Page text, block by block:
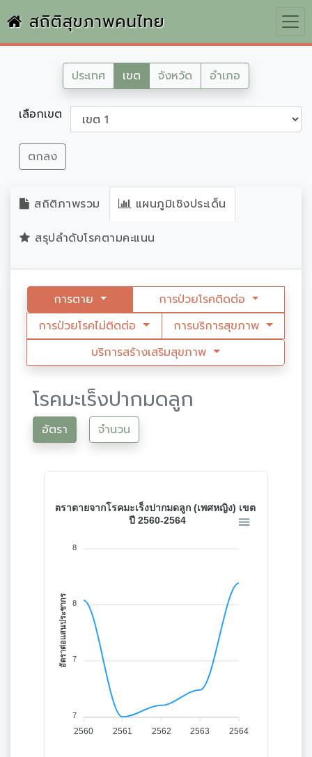
สถิติสุขภาพคนไทย
ประเทศ เขต จังหวัด อำเภอ
เลือกเขต
ตกลง
สถิติภาพรวม แผนภูมิเชิงประเด็น
สรุปลำดับโรคตามคะแนน
การตาย
การป่วยโรคติดต่อ
การป่วยโรคไม่ติดต่อ
การบริการสุขภาพ
บริการสร้างเสริมสุขภาพ
โรคมะเร็งปากมดลูก
อัตรา จำนวน